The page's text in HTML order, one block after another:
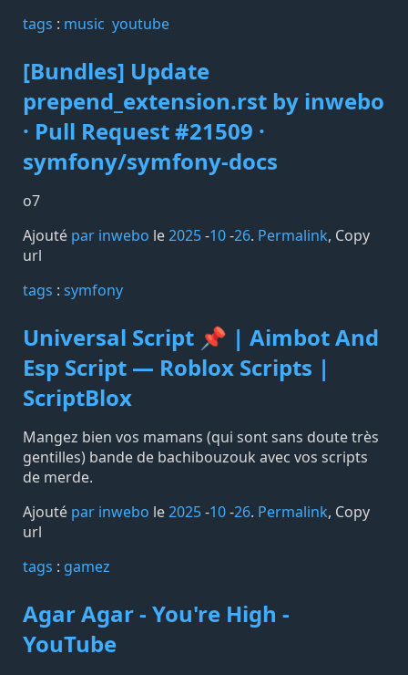
tags️ : music youtube
[Bundles] Update
prepend_extension.rst by inwebo
· Pull Request #21509 ·
symfony/symfony-docs
o7
Ajouté par inwebo le2025-10-26. Permalink, Copy
url
tags️ : symfony
Universal Script 📌 | Aimbot And
Esp Script — Roblox Scripts |
ScriptBlox
Mangez bien vos mamans (qui sont sans doute très
gentilles) bande de bachibouzouk avec vos scripts
de merde.
Ajouté par inwebo le2025-10-26. Permalink, Copy
url
tags️ : gamez
Agar Agar - You're High -
YouTube